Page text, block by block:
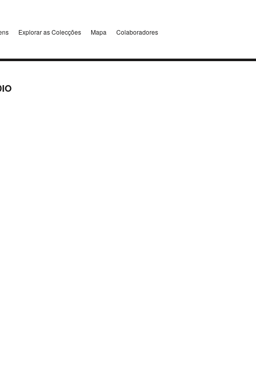
Explorar as Colecções Mapa Colaboradores